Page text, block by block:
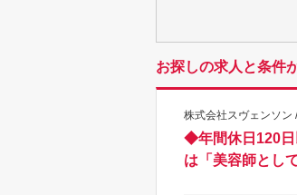
お探しの求人と条件
株式会社スヴェンソン
◆年間休日120日
は「美容師とし